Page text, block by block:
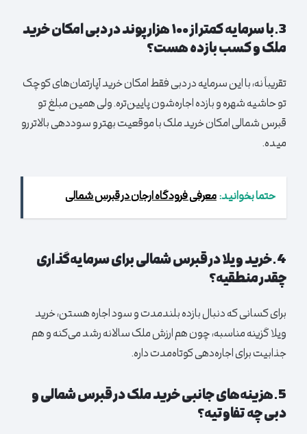
3.با سرمایه کمتر از ۱۰۰ هزار پوند در دبی امکان خرید
ملک و کسب بازده هست؟
تقریباً نه، با این سرمایه در دبی فقط امکان خرید آپارتمان‌های کوچک
تو حاشیه شهره و بازده اجاره‌شون پایین‌تره. ولی همین مبلغ تو
قبرس شمالی امکان خرید ملک با موقعیت بهتر و سوددهی بالاتر رو
میده.
حتما بخوانید:معرفی فرودگاه ارجان در قبرس شمالی
4.خرید ویلا در قبرس شمالی برای سرمایه‌گذاری
چقدر منطقیه؟
برای کسانی که دنبال بازده بلندمدت و سود اجاره هستن، خرید
ویلا گزینه مناسبه، چون هم ارزش ملک سالانه رشد می‌کنه و هم
جذابیت برای اجاره‌دهی کوتاه‌مدت داره.
5.هزینه‌های جانبی خرید ملک در قبرس شمالی و
دبی چه تفاوتیه؟